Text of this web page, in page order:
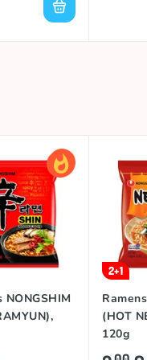
NONGSHIM
2+1
(HOT
120g